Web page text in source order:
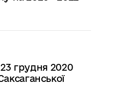
грудня 2020